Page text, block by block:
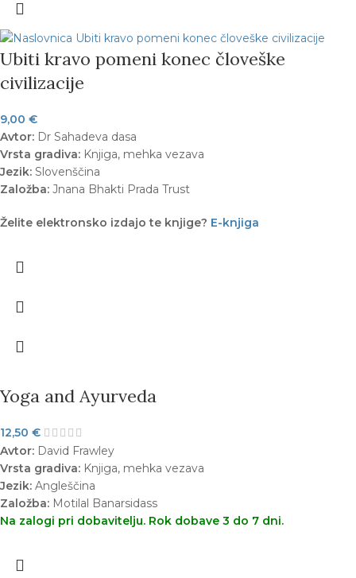
Ubiti kravo pomeni konec človeške
civilizacije
9,00 €
Avtor: Dr Sahadeva dasa
Vrsta gradiva: Knjiga, mehka vezava
Jezik: Slovenščina
Založba: Jnana Bhakti Prada Trust
Želite elektronsko izdajo te knjige? E-knjiga
Yoga and Ayurveda
12,50 €
Avtor: David Frawley
Vrsta gradiva: Knjiga, mehka vezava
Jezik: Angleščina
Založba: Motilal Banarsidass
Na zalogi pri dobavitelju. Rok dobave 3 do 7 dni.